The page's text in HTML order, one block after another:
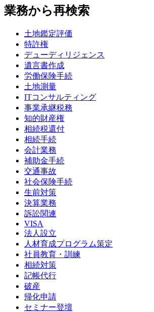
業務から再検索
土地鑑定評価
特許権
デューディリジェンス
遺言書作成
労働保険手続
土地測量
ITコンサルティング
事業承継税務
知的財産権
相続税還付
相続手続
会計業務
補助金手続
交通事故
社会保険手続
生前対策
決算業務
訴訟関連
VISA
法人設立
人材育成プログラム策定
社員教育・訓練
相続対策
記帳代行
破産
帰化申請
セミナー登壇